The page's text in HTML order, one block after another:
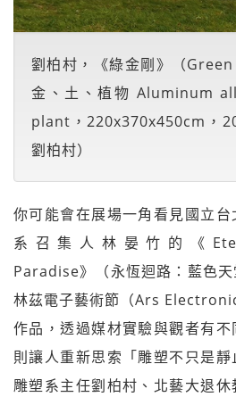
劉柏村，《綠金剛》（
金、土、植物 Aluminum
plant，220x370x450cm，
劉柏村）
你可能會在展場一角看見國立
系召集人林晏竹的《
Paradise》（永恆迴路：藍色
林茲電子藝術節（Ars
作品，透過媒材實驗與觀者有
則讓人重新思索「雕塑不只是
雕塑系主任劉柏村、北藝大退